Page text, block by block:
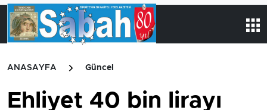
ANASAYFA Güncel
Ehliyet 40 bin lirayı